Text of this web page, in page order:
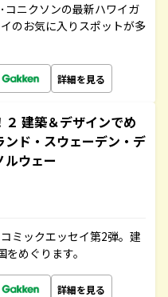
コニクソンの最新ハワイガ
のお気に入りスポットが多
詳細を見る
２ 建築＆デザインでめ
ンド・スウェーデン・デ
ルウェー
ミックエッセイ第2弾。建
めぐります。
詳細を見る